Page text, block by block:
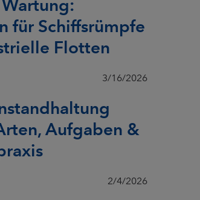
für Schiffsrümpfe
Flotten
3/16/2026
Aufgaben &
2/4/2026